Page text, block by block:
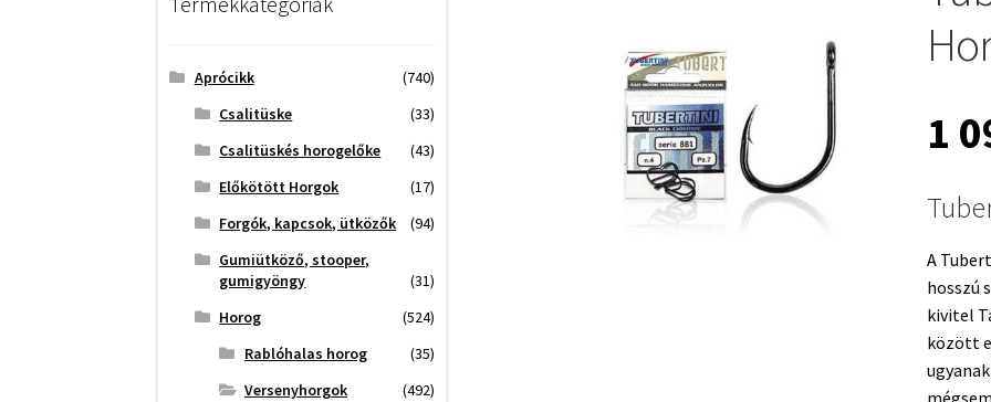
1
A
hosszú
kivitel
között
Aprócikk
(740)
Csalitüske
(33)
Csalitüskés horogelőke
(43)
Előkötött Horgok
(17)
Forgók, kapcsok, ütközők
(94)
Gumiütköző, stooper,
gumigyöngy
(31)
Horog
(524)
Rablóhalas horog
(35)
Versenyhorgok
(492)